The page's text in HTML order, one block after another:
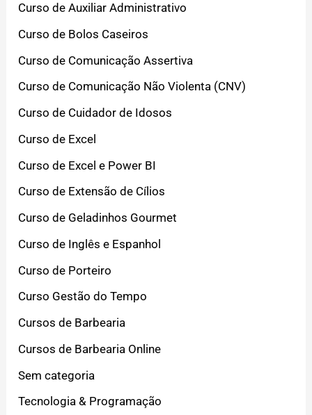
Curso de Auxiliar Administrativo
Curso de Bolos Caseiros
Curso de Comunicação Assertiva
Curso de Comunicação Não Violenta (CNV)
Curso de Cuidador de Idosos
Curso de Excel
Curso de Excel e Power BI
Curso de Extensão de Cílios
Curso de Geladinhos Gourmet
Curso de Inglês e Espanhol
Curso de Porteiro
Curso Gestão do Tempo
Cursos de Barbearia
Cursos de Barbearia Online
Sem categoria
Tecnologia & Programação